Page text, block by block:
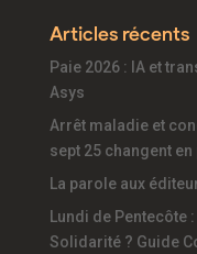
Articles récents
Paie 2026 : IA et
Asys
Arrêt maladie et
sept 25 changent en
La parole aux
Lundi de Pentecôte
Solidarité ? Guide